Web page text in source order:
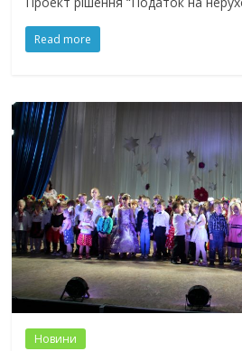
Read more
Новини